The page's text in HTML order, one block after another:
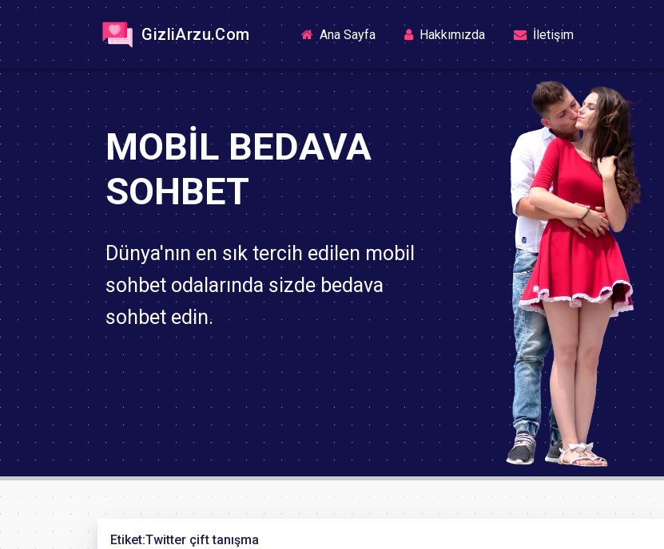
GizliArzu.Com Ana Sayfa(current)Hakkımızda İletişim
MOBIL BEDAVA
SOHBET
Dünya'nın en sık tercih edilen mobil
sohbet odalarında sizde bedava
sohbet edin.
Etiket:Twitter çift tanışma